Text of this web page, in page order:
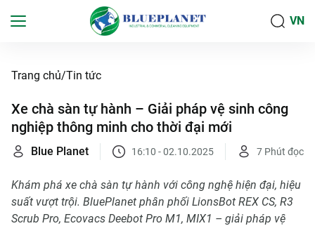
VN
Trang chủ Tin tức
Xe chà sàn tự hành – Giải pháp vệ sinh công
nghiệp thông minh cho thời đại mới
Blue Planet 16:10 - 02.10.2025 7 Phút đọc
Khám phá xe chà sàn tự hành với công nghệ hiện đại, hiệu
suất vượt trội. BluePlanet phân phối LionsBot REX CS, R3
Scrub Pro, Ecovacs Deebot Pro M1, MIX1 – giải pháp vệ